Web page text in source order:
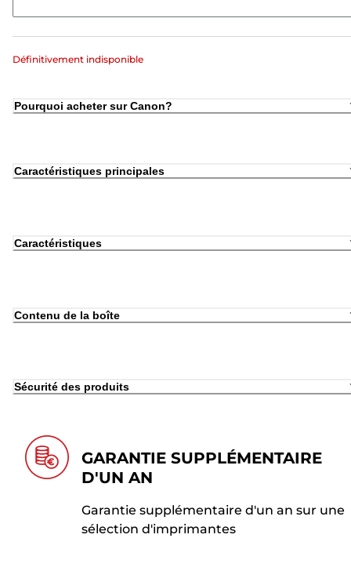
Définitivement indisponible
Pourquoi acheter sur Canon?
Caractéristiques principales
Caractéristiques
Contenu de la boîte
Sécurité des produits
GARANTIE SUPPLÉMENTAIRE
D'UN AN
Garantie supplémentaire d'un an sur une
sélection d'imprimantes